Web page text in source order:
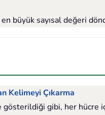
büyük sayısal değeri
Kelimeyi Çıkarma
gösterildiği gibi, her